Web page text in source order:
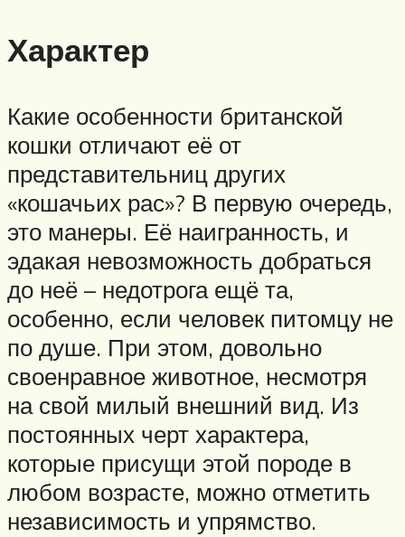
Характер
Какие особенности британской
кошки отличают её от
представительниц других
«кошачьих рас»? В первую очередь,
это манеры. Её наигранность, и
эдакая невозможность добраться
до неё – недотрога ещё та,
особенно, если человек питомцу не
по душе. При этом, довольно
своенравное животное, несмотря
на свой милый внешний вид. Из
постоянных черт характера,
которые присущи этой породе в
любом возрасте, можно отметить
независимость и упрямство.